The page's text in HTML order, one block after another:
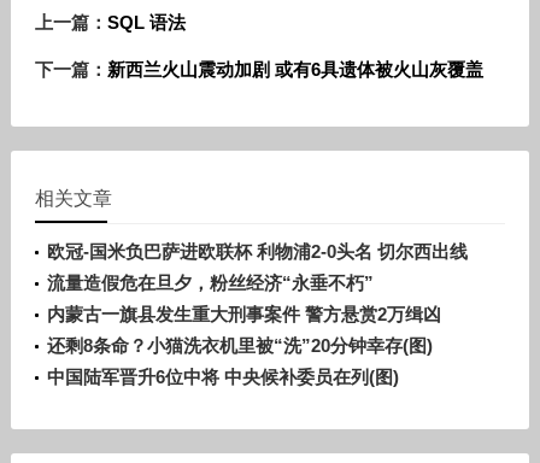
上一篇： SQL 语法
下一篇： 新西兰火山震动加剧 或有6具遗体被火山灰覆盖
相关文章
欧冠-国米负巴萨进欧联杯 利物浦2-0头名 切尔西出线
流量造假危在旦夕，粉丝经济“永垂不朽”
内蒙古一旗县发生重大刑事案件 警方悬赏2万缉凶
还剩8条命？小猫洗衣机里被“洗”20分钟幸存(图)
中国陆军晋升6位中将 中央候补委员在列(图)